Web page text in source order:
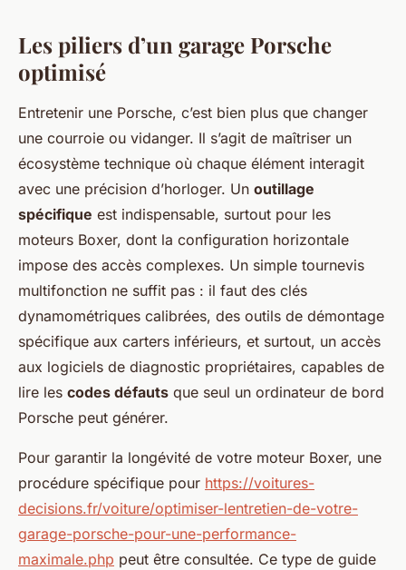
Les piliers d’un garage Porsche
optimisé
Entretenir une Porsche, c’est bien plus que changer
une courroie ou vidanger. Il s’agit de maîtriser un
écosystème technique où chaque élément interagit
avec une précision d’horloger. Un outillage
spécifique est indispensable, surtout pour les
moteurs Boxer, dont la configuration horizontale
impose des accès complexes. Un simple tournevis
multifonction ne suffit pas : il faut des clés
dynamométriques calibrées, des outils de démontage
spécifique aux carters inférieurs, et surtout, un accès
aux logiciels de diagnostic propriétaires, capables de
lire les codes défauts que seul un ordinateur de bord
Porsche peut générer.
Pour garantir la longévité de votre moteur Boxer, une
procédure spécifique pour https://voitures-
decisions.fr/voiture/optimiser-lentretien-de-votre-
garage-porsche-pour-une-performance-
maximale.php peut être consultée. Ce type de guide